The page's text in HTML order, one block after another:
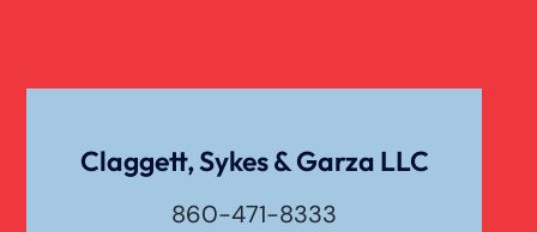
Claggett, Sykes & Garza LLC
860-471-8333